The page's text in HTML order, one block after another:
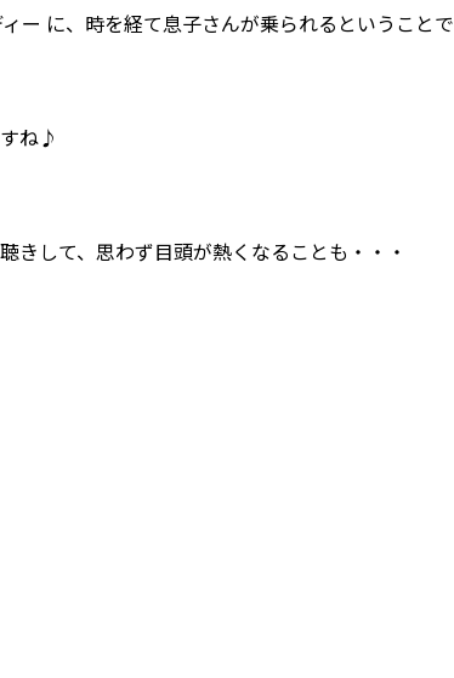
ー に、時を経て息子さんが乗られるということで
ね♪
きして、思わず目頭が熱くなることも・・・